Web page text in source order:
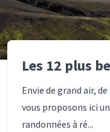
Les 12 plus
Envie de grand air,
vous proposons ici
randonnées à ré...